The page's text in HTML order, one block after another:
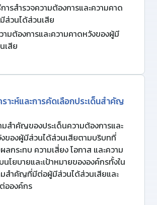
ารสํารวจความต้องการและความคาด
ส่วนได้ส่วนเสีย
ามต้องการและความคาดหวังของผู้มี
เสีย
ราะห์และการคัดเลือกประเด็นสําคัญ
สําคัญของประเด็นความต้องการและ
ของผู้มีส่วนได้ส่วนเสียตามบริบทที่
ลกระทบ ความเสี่ยง โอกาส และความ
โยบายและเป้าหมายขององค์กรทั้งใน
สําคัญที่มีต่อผู้มีส่วนได้ส่วนเสียและ
อองค์กร